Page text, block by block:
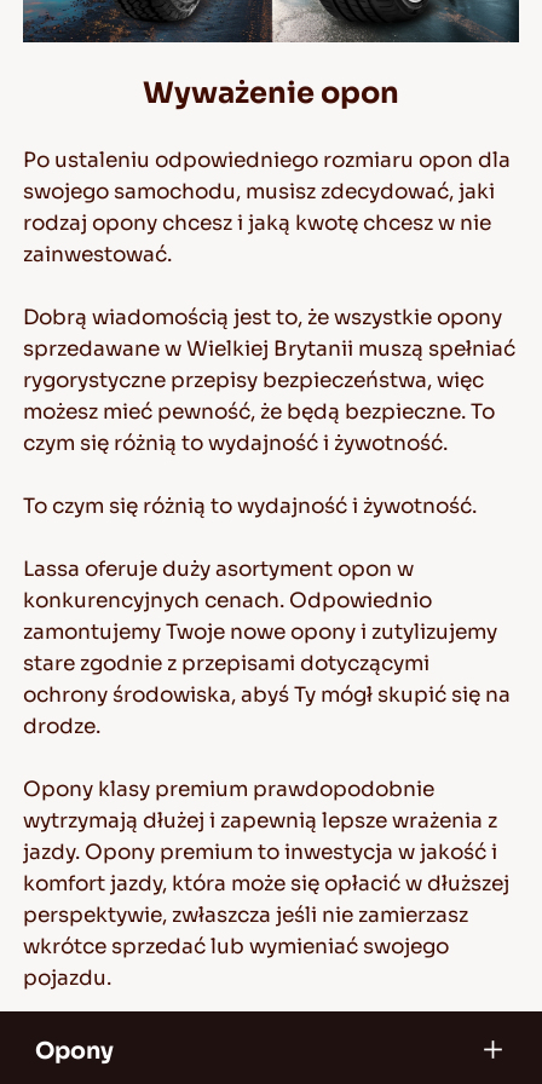
Wyważenie opon
Po ustaleniu odpowiedniego rozmiaru opon dla
swojego samochodu, musisz zdecydować, jaki
rodzaj opony chcesz i jaką kwotę chcesz w nie
zainwestować.
Dobrą wiadomością jest to, że wszystkie opony
sprzedawane w Wielkiej Brytanii muszą spełniać
rygorystyczne przepisy bezpieczeństwa, więc
możesz mieć pewność, że będą bezpieczne. To
czym się różnią to wydajność i żywotność.
To czym się różnią to wydajność i żywotność.
Lassa oferuje duży asortyment opon w
konkurencyjnych cenach. Odpowiednio
zamontujemy Twoje nowe opony i zutylizujemy
stare zgodnie z przepisami dotyczącymi
ochrony środowiska, abyś Ty mógł skupić się na
drodze.
Opony klasy premium prawdopodobnie
wytrzymają dłużej i zapewnią lepsze wrażenia z
jazdy. Opony premium to inwestycja w jakość i
komfort jazdy, która może się opłacić w dłuższej
perspektywie, zwłaszcza jeśli nie zamierzasz
wkrótce sprzedać lub wymieniać swojego
pojazdu.
Opony